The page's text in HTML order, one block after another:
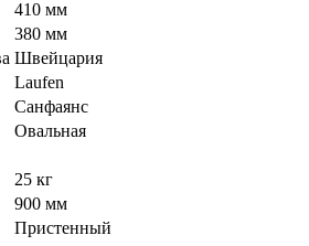
410 мм
380 мм
Швейцария
Laufen
Санфаянс
Овальная
25 кг
900 мм
Пристенный